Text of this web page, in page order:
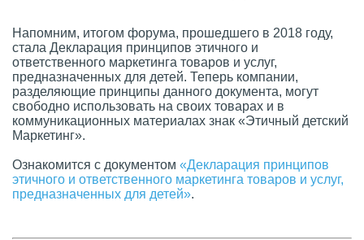
Напомним, итогом форума, прошедшего в 2018 году,
стала Декларация принципов этичного и
ответственного маркетинга товаров и услуг,
предназначенных для детей. Теперь компании,
разделяющие принципы данного документа, могут
свободно использовать на своих товарах и в
коммуникационных материалах знак «Этичный детский
Маркетинг».
Ознакомится с документом «Декларация принципов
этичного и ответственного маркетинга товаров и услуг,
предназначенных для детей».